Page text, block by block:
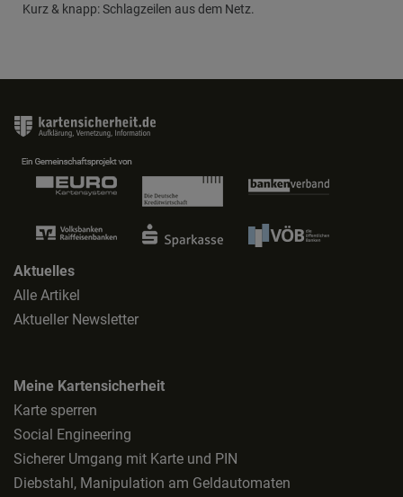
Kurz & knapp: Schlagzeilen aus dem Netz.
Aktuelles
Alle Artikel
Aktueller Newsletter
Meine Kartensicherheit
Karte sperren
Social Engineering
Sicherer Umgang mit Karte und PIN
Diebstahl, Manipulation am Geldautomaten